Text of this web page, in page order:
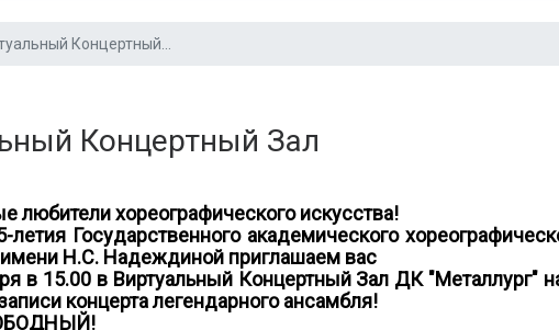
Концертный...
Концертный Зал
любители хореографического искусства!
летия Государственного академического
имени Н.С. Надеждиной приглашаем вас
в 15.00 в Виртуальный Концертный Зал ДК "Металлург"
концерта легендарного ансамбля!